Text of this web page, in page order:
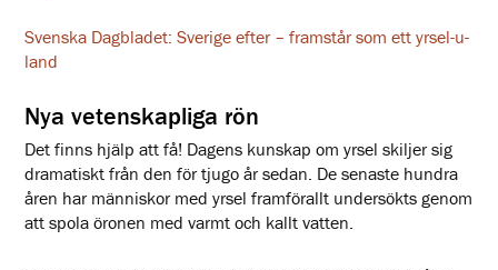
Svenska Dagbladet: Sverige efter – framstår som ett yrsel-u-
land
Nya vetenskapliga rön
Det finns hjälp att få! Dagens kunskap om yrsel skiljer sig
dramatiskt från den för tjugo år sedan. De senaste hundra
åren har människor med yrsel framförallt undersökts genom
att spola öronen med varmt och kallt vatten.